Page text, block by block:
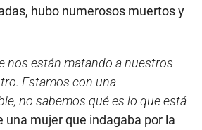
hubo numerosos muertos y
nos están matando a nuestros
Estamos con una
no sabemos qué es lo que está
una mujer que indagaba por la